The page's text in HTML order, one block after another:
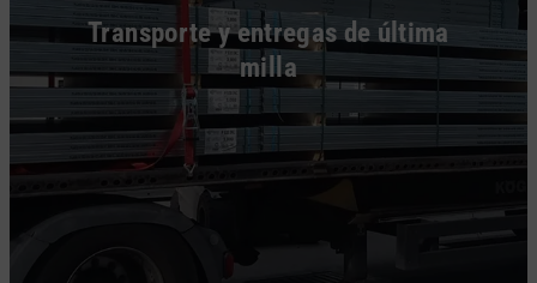
Transporte y entregas de última
milla